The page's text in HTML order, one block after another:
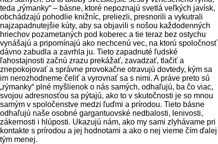
teda „rýmanky“ – básne, ktoré nepoznajú svetlá veľkých javísk,
obchádzajú pohodlie knižníc, preliezli, presnorili a vykutrali
najzapadnutejšie kúty, aby sa objavili s nošou každodenných
hriechov pozametaných pod koberec a tie teraz bez ostychu
vynášajú a pripomínajú ako nechcenú vec, na ktorú spoloč­nosť
dávno zabudla a zavrhla ju. Tieto zapadnuté ľudské
ľahostajnosti začnú zrazu prekážať, zava­dzať, tlačiť a
znepokojovať a správne provokač­ne otravujú dovtedy, kým sa
im nerozhodneme čeliť a vyrovnať sa s nimi. A práve preto sú
„rý­manky“ plné myšlienok o nás samých, odhaľujú, ba čo viac,
svojou adresnosťou sa pýtajú, ako to v skutočnosti je so mnou
samým v spoločenstve medzi ľuďmi a prírodou. Tieto básne
odhaľujú naše osobné gargantuovské nedbalosti, lenivosti,
zákernosti i hlúposti. Ukazujú nám, ako my sami zlyhávame pri
kontakte s prírodou a jej hodnota­mi a ako o nej vieme čím ďalej
tým menej.